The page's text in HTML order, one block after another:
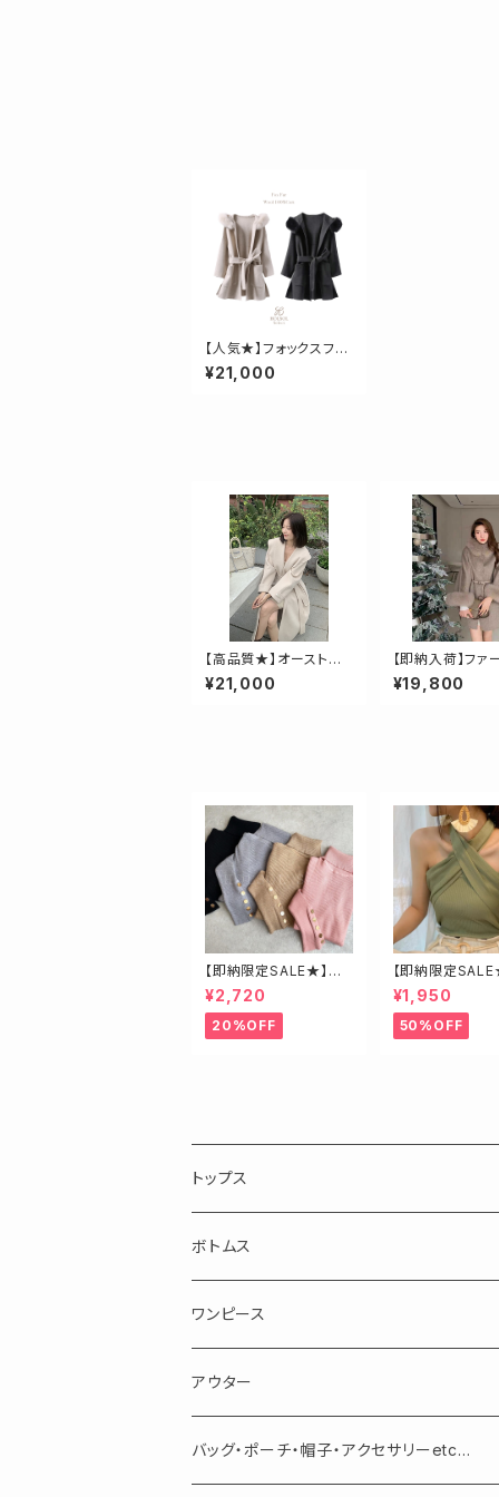
【人気★】フォックスファ
ーウールコート
¥21,000
【高品質★】オーストラリ
ア産ウール使用、ロング
ガウンコート
¥21,000
【即納入荷】ファ
ケープコート
¥19,800
【即納限定SALE★】ベ
ージュ・ゴールド釦ハイ
ネックニット
¥2,720
20%OFF
【即納限定
ロスベアトップス
¥1,950
50%OFF
トップス
長袖
半袖・ノースリーブ
ボトムス
スカート
パンツ
ワンピース
アウター
バッグ・ポーチ・帽子・アクセサリーetc...